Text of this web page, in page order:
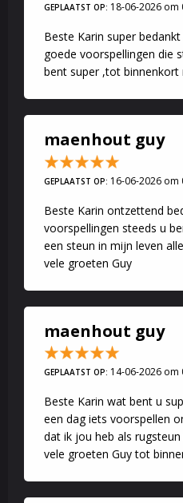
GEPLAATST OP: 18-06-2026 om
Beste Karin super
goede voorspellingen die
bent super ,tot
maenhout guy
GEPLAATST OP: 16-06-2026 om
Beste Karin ontzettend
voorspellingen steeds u
een steun in mijn leven
vele groeten Guy
maenhout guy
GEPLAATST OP: 14-06-2026 om
Beste Karin wat bent u
een dag iets voorspellen
dat ik jou heb als
vele groeten Guy tot